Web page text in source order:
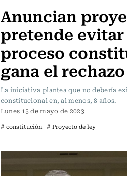
Anuncian
pretende
proceso
gana el rechazo
La iniciativa plantea que no debería
constitucional en, al menos, 8 años.
Lunes 15 de mayo de 2023
# constitución # Proyecto de ley